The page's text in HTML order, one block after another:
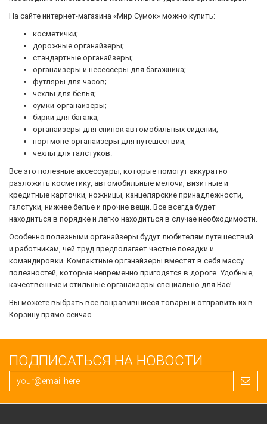
На сайте интернет-магазина «Мир Сумок» можно купить:
косметички;
дорожные органайзеры;
стандартные органайзеры;
органайзеры и несессеры для багажника;
футляры для часов;
чехлы для белья;
сумки-органайзеры;
бирки для багажа;
органайзеры для спинок автомобильных сидений;
портмоне-органайзеры для путешествий;
чехлы для галстуков.
Все это полезные аксессуары, которые помогут аккуратно
разложить косметику, автомобильные мелочи, визитные и
кредитные карточки, ножницы, канцелярские принадлежности,
галстуки, нижнее белье и прочие вещи. Все всегда будет
находиться в порядке и легко находиться в случае необходимости.
Особенно полезными органайзеры будут любителям путешествий
и работникам, чей труд предполагает частые поездки и
командировки. Компактные органайзеры вместят в себя массу
полезностей, которые непременно пригодятся в дороге. Удобные,
качественные и стильные органайзеры специально для Вас!
Вы можете выбрать все понравившиеся товары и отправить их в
Корзину прямо сейчас.
ПОДПИСАТЬСЯ НА НОВОСТИ